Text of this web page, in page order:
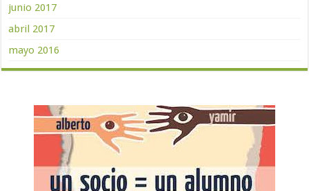
junio 2017
abril 2017
mayo 2016